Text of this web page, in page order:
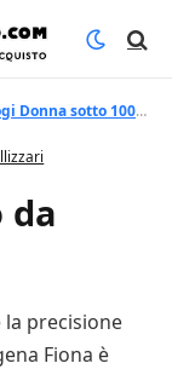
Donna sotto 100 euro
da
la precisione
Fiona è